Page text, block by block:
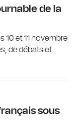
de la
10 et 11 novembre
de débats et
sous